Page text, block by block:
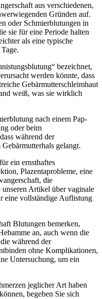
aus verschiedenen,
Gründen auf.
oder Schmierblutungen in
sie für eine Periode halten
als eine typische
bezeichnet,
werden könnte, dass
Gebärmutterschleimhaut
weiß, was sie wirklich
nach einem Pap-
oder beim
während der
gelangt.
ein ernsthaftes
Plazentaprobleme, eine
die
Artikel über vaginale
eine vollständige Auflistung
Blutungen bemerken,
an, auch wenn die
während der
ohne Komplikationen,
Untersuchung, um ein
jeglicher Art haben
begeben Sie sich